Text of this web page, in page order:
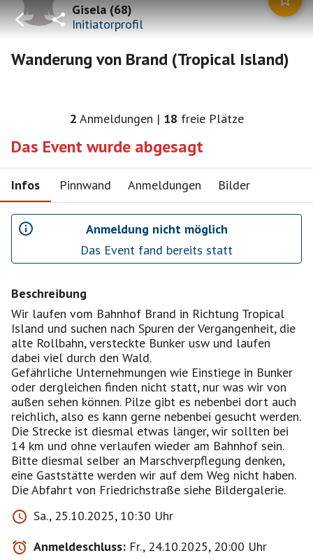
Gisela(68)
Initiatorprofil
Wanderung von Brand (Tropical Island)
2 Anmeldungen | 18 freie Plätze
Das Event wurde abgesagt
Infos Pinnwand Anmeldungen Bilder
Anmeldung nicht möglich
Das Event fand bereits statt
Beschreibung
Wir laufen vom Bahnhof Brand in Richtung Tropical
Island und suchen nach Spuren der Vergangenheit, die
alte Rollbahn, versteckte Bunker usw und laufen
dabei viel durch den Wald.
Gefährliche Unternehmungen wie Einstiege in Bunker
oder dergleichen finden nicht statt, nur was wir von
außen sehen können. Pilze gibt es nebenbei dort auch
reichlich, also es kann gerne nebenbei gesucht werden.
Die Strecke ist diesmal etwas länger, wir sollten bei
14 km und ohne verlaufen wieder am Bahnhof sein.
Bitte diesmal selber an Marschverpflegung denken,
eine Gaststätte werden wir auf dem Weg nicht haben.
Die Abfahrt von Friedrichstraße siehe Bildergalerie.
Sa., 25.10.2025, 10:30 Uhr
Anmeldeschluss: Fr., 24.10.2025, 20:00 Uhr